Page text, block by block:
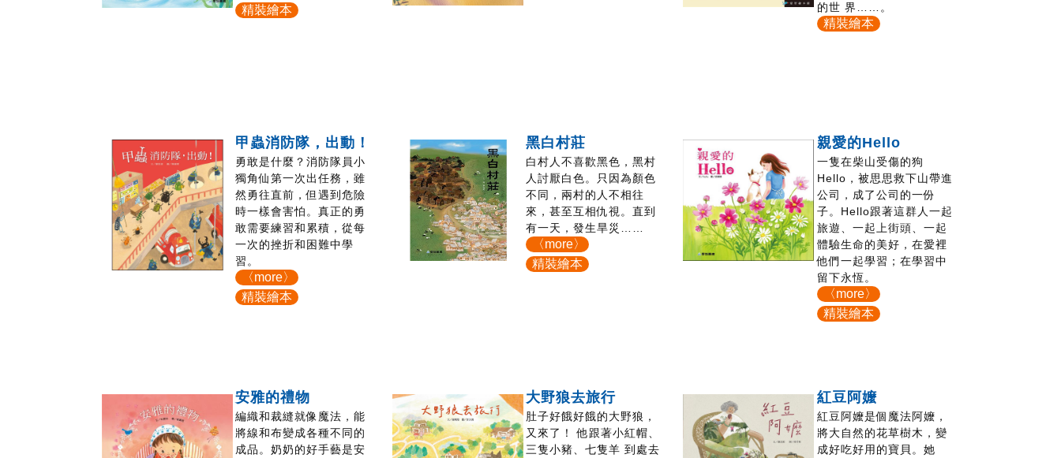
精裝繪本
的世 界……。
精裝繪本
甲蟲消防隊，出動！
勇敢是什麼？消防隊員小
獨角仙第一次出任務，雖
然勇往直前，但遇到危險
時一樣會害怕。真正的勇
敢需要練習和累積，從每
一次的挫折和困難中學
習。
〈more〉
精裝繪本
黑白村莊
白村人不喜歡黑色，黑村
人討厭白色。只因為顏色
不同，兩村的人不相往
來，甚至互相仇視。直到
有一天，發生旱災……
〈more〉
精裝繪本
親愛的Hello
一隻在柴山受傷的狗
Hello，被思思救下山帶進
公司，成了公司的一份
子。Hello跟著這群人一起
旅遊、一起上街頭、一起
體驗生命的美好，在愛裡
他們一起學習；在學習中
留下永恆。
〈more〉
精裝繪本
安雅的禮物
編織和裁縫就像魔法，能
將線和布變成各種不同的
成品。奶奶的好手藝是安
大野狼去旅行
肚子好餓好餓的大野狼，
又來了！ 他跟著小紅帽、
三隻小豬、七隻羊 到處去
紅豆阿嬤
紅豆阿嬤是個魔法阿嬤，
將大自然的花草樹木，變
成好吃好用的寶貝。她